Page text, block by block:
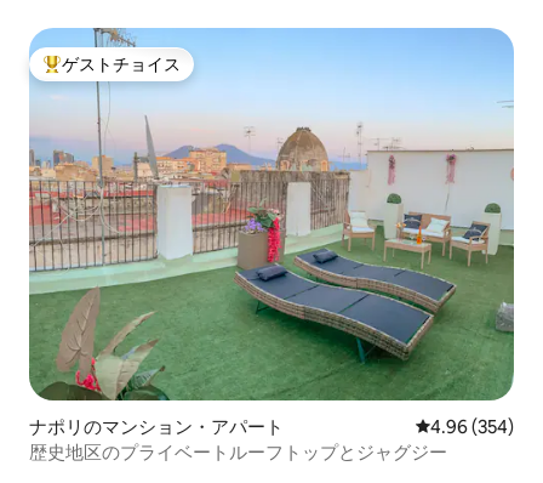
大好評のゲストチョイスです。
ゲストチョイス
ナポリのマンション・アパート レビュー354
4.96 (354)
歴史地区のプライベートルーフトップとジャグジー